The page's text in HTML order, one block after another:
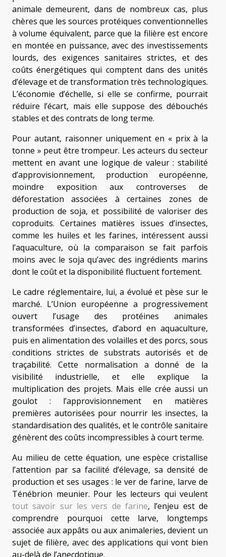
animale demeurent, dans de nombreux cas, plus
chères que les sources protéiques conventionnelles
à volume équivalent, parce que la filière est encore
en montée en puissance, avec des investissements
lourds, des exigences sanitaires strictes, et des
coûts énergétiques qui comptent dans des unités
d’élevage et de transformation très technologiques.
L’économie d’échelle, si elle se confirme, pourrait
réduire l’écart, mais elle suppose des débouchés
stables et des contrats de long terme.
Pour autant, raisonner uniquement en « prix à la
tonne » peut être trompeur. Les acteurs du secteur
mettent en avant une logique de valeur : stabilité
d’approvisionnement, production européenne,
moindre exposition aux controverses de
déforestation associées à certaines zones de
production de soja, et possibilité de valoriser des
coproduits. Certaines matières issues d’insectes,
comme les huiles et les farines, intéressent aussi
l’aquaculture, où la comparaison se fait parfois
moins avec le soja qu’avec des ingrédients marins
dont le coût et la disponibilité fluctuent fortement.
Le cadre réglementaire, lui, a évolué et pèse sur le
marché. L’Union européenne a progressivement
ouvert l’usage des protéines animales
transformées d’insectes, d’abord en aquaculture,
puis en alimentation des volailles et des porcs, sous
conditions strictes de substrats autorisés et de
traçabilité. Cette normalisation a donné de la
visibilité industrielle, et elle explique la
multiplication des projets. Mais elle crée aussi un
goulot : l’approvisionnement en matières
premières autorisées pour nourrir les insectes, la
standardisation des qualités, et le contrôle sanitaire
génèrent des coûts incompressibles à court terme.
Au milieu de cette équation, une espèce cristallise
l’attention par sa facilité d’élevage, sa densité de
production et ses usages : le ver de farine, larve de
Ténébrion meunier. Pour les lecteurs qui veulent
tout savoir sur les vers de farine, l’enjeu est de
comprendre pourquoi cette larve, longtemps
associée aux appâts ou aux animaleries, devient un
sujet de filière, avec des applications qui vont bien
au-delà de l’anecdotique.